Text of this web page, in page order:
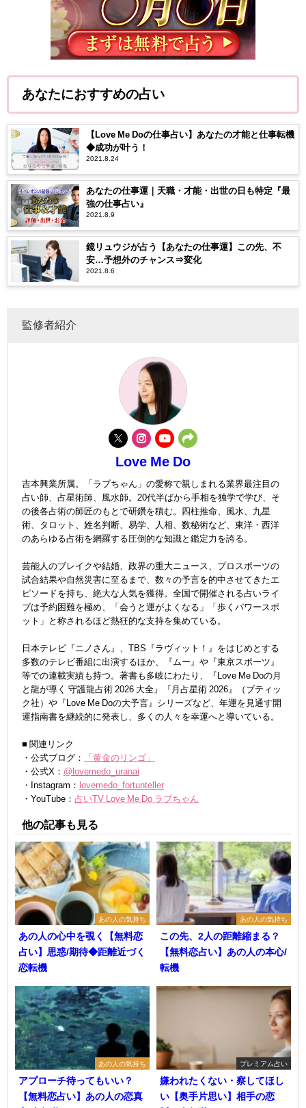
あなたにおすすめの占い
【Love Me Doの仕事占い】あなたの才能と仕事転機
◆成功が叶う！
2021.8.24
あなたの仕事運｜天職・才能・出世の日も特定『最
強の仕事占い』
2021.8.9
鏡リュウジが占う【あなたの仕事運】この先、不
安…予想外のチャンス⇒変化
2021.8.6
監修者紹介
Love Me Do
吉本興業所属。「ラブちゃん」の愛称で親しまれる業界最注目の
占い師、占星術師、風水師。20代半ばから手相を独学で学び、そ
の後各占術の師匠のもとで研鑽を積む。四柱推命、風水、九星
術、タロット、姓名判断、易学、人相、数秘術など、東洋・西洋
のあらゆる占術を網羅する圧倒的な知識と鑑定力を誇る。
芸能人のブレイクや結婚、政界の重大ニュース、プロスポーツの
試合結果や自然災害に至るまで、数々の予言を的中させてきたエ
ピソードを持ち、絶大な人気を獲得。全国で開催される占いライ
ブは予約困難を極め、「会うと運がよくなる」「歩くパワースポ
ット」と称されるほど熱狂的な支持を集めている。
日本テレビ『ニノさん』、TBS『ラヴィット！』をはじめとする
多数のテレビ番組に出演するほか、『ムー』や『東京スポーツ』
等での連載実績も持つ。著書も多岐にわたり、『Love Me Doの月
と龍が導く 守護龍占術 2026 大全』『月占星術 2026』（ブティッ
ク社）や『Love Me Doの大予言』シリーズなど、年運を見通す開
運指南書を継続的に発表し、多くの人々を幸運へと導いている。
■ 関連リンク
・公式ブログ：
「黄金のリンゴ」
・公式X： @lovemedo_uranai
・Instagram：
lovemedo_fortunteller
・YouTube： 占いTV Love Me Do ラブちゃん
他の記事も見る
あの人の気持ち
あの人の心中を覗く【無料恋
占い】思惑/期待◆距離近づく
恋転機
あの人の気持ち
この先、2人の距離縮まる？
【無料恋占い】あの人の本心/
転機
あの人の気持ち
アプローチ待ってもいい？
【無料恋占い】あの人の恋真
プレミアム占い
嫌われたくない・察してほし
い【奥手片思い】相手の恋